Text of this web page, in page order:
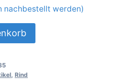
nachbestellt werden)
Rind